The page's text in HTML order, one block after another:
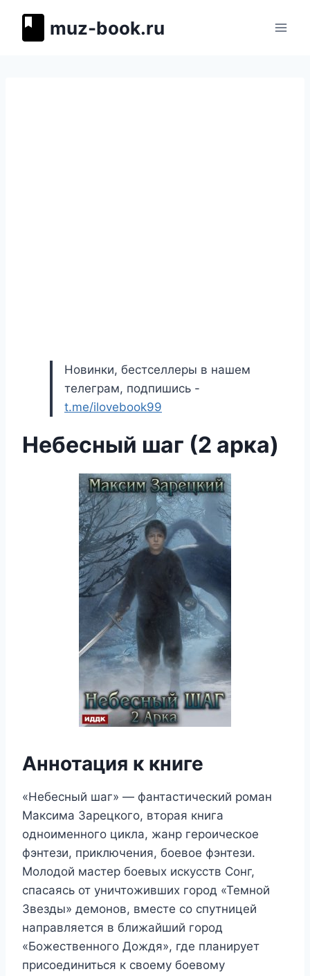
muz-book.ru
Новинки, бестселлеры в нашем
телеграм, подпишись -
t.me/ilovebook99
Небесный шаг (2 арка)
Аннотация к книге
«Небесный шаг» — фантастический роман
Максима Зарецкого, вторая книга
одноименного цикла, жанр героическое
фэнтези, приключения, боевое фэнтези.
Молодой мастер боевых искусств Сонг,
спасаясь от уничтоживших город «Темной
Звезды» демонов, вместе со спутницей
направляется в ближайший город
«Божественного Дождя», где планирует
присоединиться к своему боевому